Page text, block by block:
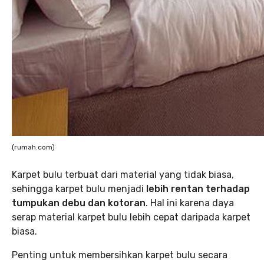
(rumah.com)
Karpet bulu terbuat dari material yang tidak biasa,
sehingga karpet bulu menjadi lebih rentan terhadap
tumpukan debu dan kotoran. Hal ini karena daya
serap material karpet bulu lebih cepat daripada karpet
biasa.
Penting untuk membersihkan karpet bulu secara